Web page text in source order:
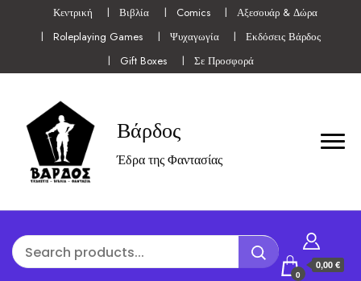
Κεντρική Βιβλία Comics
Αξεσουάρ & Δώρα
Roleplaying Games
Ψυχαγωγία
Εκδόσεις Βάρδος
Gift Boxes
Σε Προσφορά
Βάρδος
Έδρα της Φαντασίας
0
0,00 €